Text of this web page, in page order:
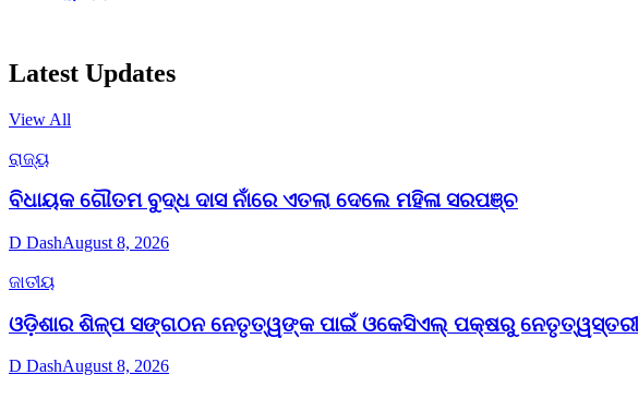
Latest Updates
View All
ରାଜ୍ୟ
ବିଧାୟକ ଗୌତମ ବୁଦ୍ଧ ଦାସ ନାଁରେ ଏତଲା ଦେଲେ ମହିଳା ସରପଞ୍ଚ
D DashAugust 8, 2026
ଜାତୀୟ
ଓଡ଼ିଶାର ଶିଳ୍ପ ସଙ୍ଗଠନ ନେତୃତ୍ୱଙ୍କ ପାଇଁ ଓକେସିଏଲ୍ ପକ୍ଷରୁ
D DashAugust 8, 2026